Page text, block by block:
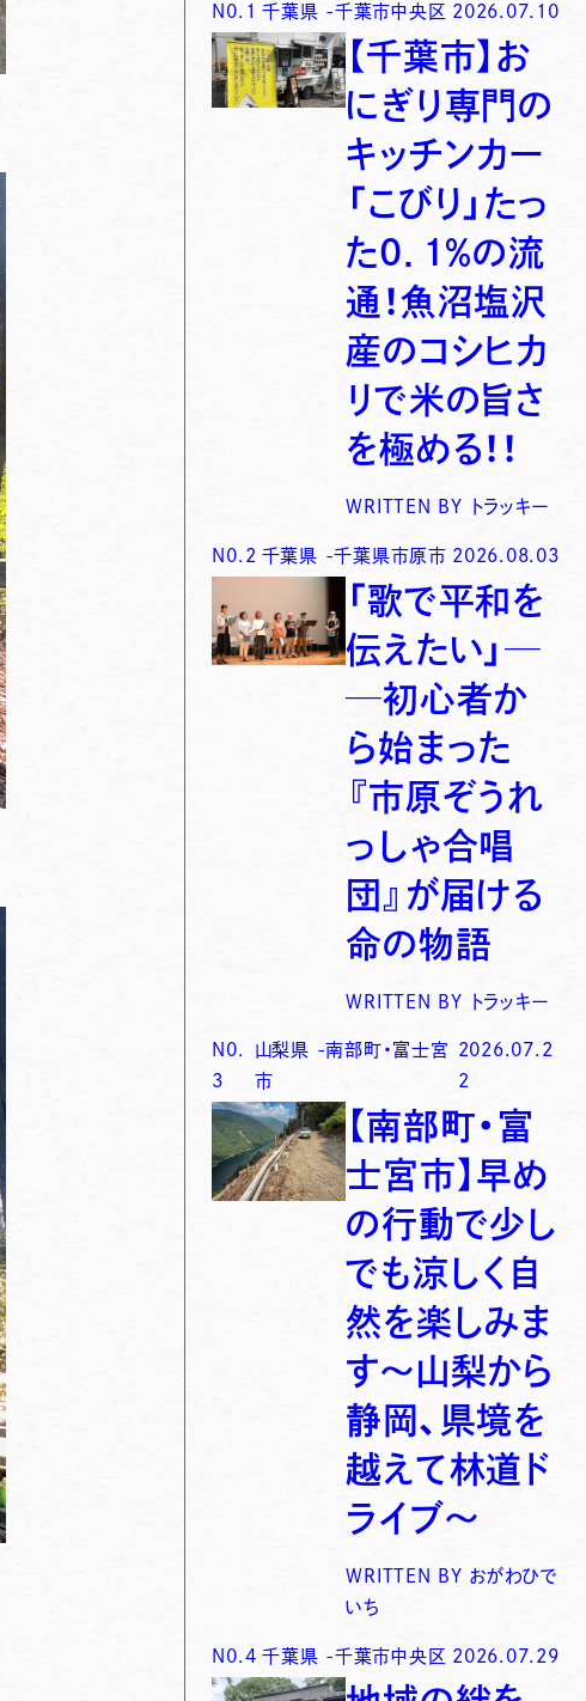
N0. 1 千葉県 -千葉市中央区 2026.07.10
【千葉市】お
にぎり専門の
キッチンカー
「こびり」たっ
た0．1％の流
通！魚沼塩沢
産のコシヒカ
リで米の旨さ
を極める！！
WRITTEN BY トラッキー
N0. 2 千葉県 -千葉県市原市 2026.08.03
「歌で平和を
伝えたい」─
─初心者か
ら始まった
『市原ぞうれ
っしゃ合唱
団』が届ける
命の物語
WRITTEN BY トラッキー
N0.
3
山梨県 -南部町・富士宮
市
2026.07.2
2
【南部町・富
士宮市】早め
の行動で少し
でも涼しく自
然を楽しみま
す〜山梨から
静岡、県境を
越えて林道ド
ライブ〜
WRITTEN BY おがわひで
いち
N0. 4 千葉県 -千葉市中央区 2026.07.29